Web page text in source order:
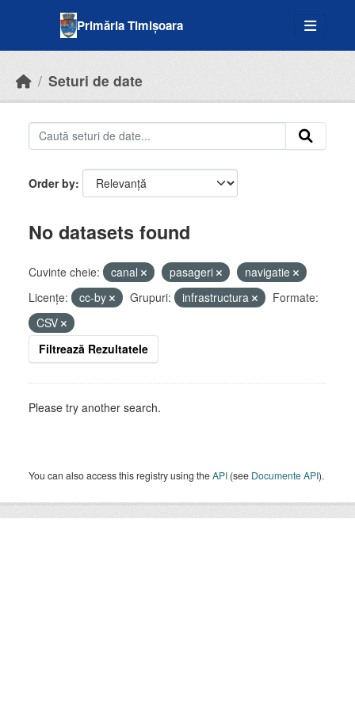
Primăria Timișoara
Seturi de date
Order by
No datasets found
Cuvinte cheie: canal pasageri
navigatie
Licenţe:
cc-by Grupuri: infrastructura
Formate:
CSV
Filtrează Rezultatele
Please try another search.
You can also access this registry using theAPI (see Documente API).